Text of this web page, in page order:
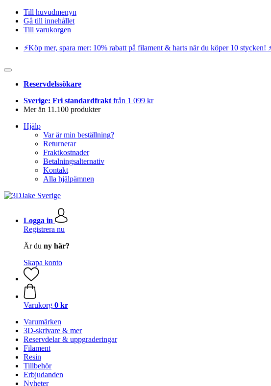
Till huvudmenyn
Gå till innehållet
Till varukorgen
⚡️Köp mer, spara mer: 10% rabatt på filament & harts när du köper 10 stycken!
Reservdelssökare
Sverige: Fri standardfrakt från 1 099 kr
Mer än 11.100 produkter
Hjälp
Var är min beställning?
Returnerar
Fraktkostnader
Betalningsalternativ
Kontakt
Alla hjälpämnen
Logga in
Registrera nu
Är du ny här?
Skapa konto
Varukorg 0 kr
Varumärken
3D-skrivare & mer
Reservdelar & uppgraderingar
Filament
Resin
Tillbehör
Erbjudanden
Nyheter